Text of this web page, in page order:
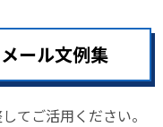
ール文例集
てご活用ください。